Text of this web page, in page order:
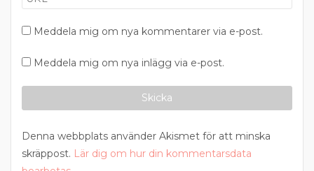
Meddela mig om nya kommentarer via e-post.
Meddela mig om nya inlägg via e-post.
Denna webbplats använder Akismet för att minska
skräppost. Lär dig om hur din kommentarsdata